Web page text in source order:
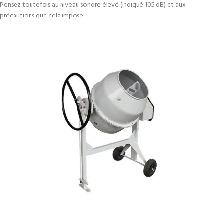
Pensez toutefois au niveau sonore élevé (indiqué 105 dB) et aux
précautions que cela impose.